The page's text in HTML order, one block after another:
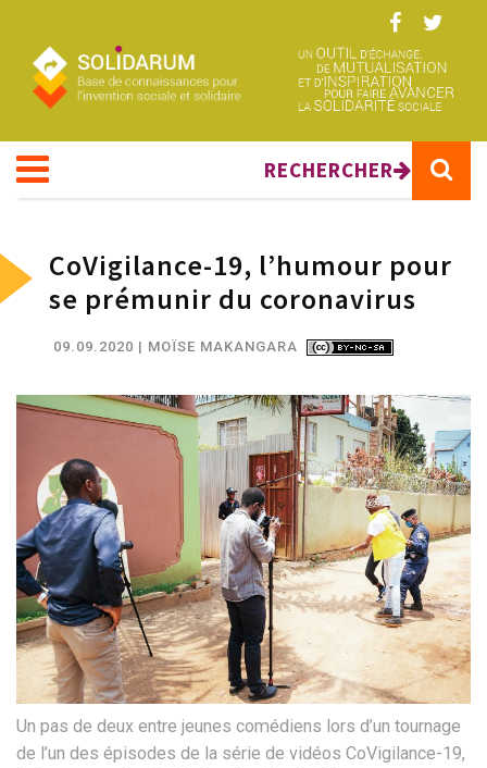
RECHERCHER
CoVigilance-19, l’humour pour
se prémunir du coronavirus
09.09.2020 | MOÏSE MAKANGARA
Un pas de deux entre jeunes comédiens lors d’un tournage
de l’un des épisodes de la série de vidéos CoVigilance-19,